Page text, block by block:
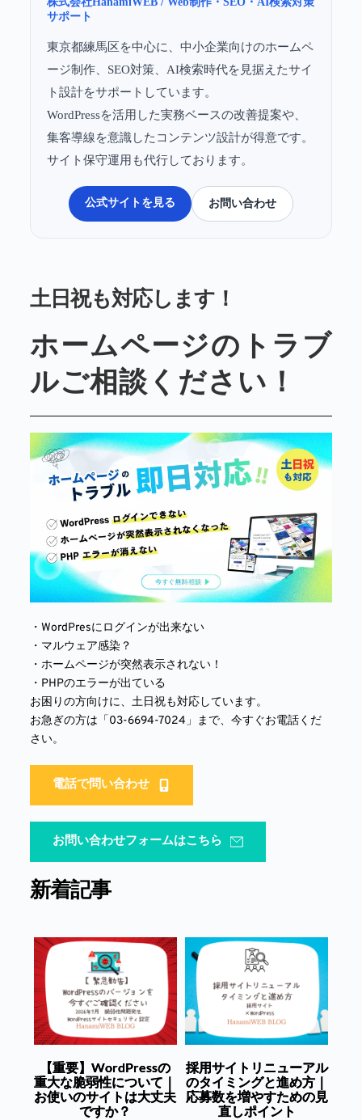
サポート
東京都練馬区を中心に、中小企業向けのホームペ
ージ制作、SEO対策、AI検索時代を見据えたサイ
ト設計をサポートしています。
WordPressを活用した実務ベースの改善提案や、
集客導線を意識したコンテンツ設計が得意です。
サイト保守運用も代行しております。
公式サイトを見る お問い合わせ
土日祝も対応します！
ホームページのトラブ
ルご相談ください！
・WordPresにログインが出来ない
・マルウェア感染？
・ホームページが突然表示されない！
・PHPのエラーが出ている
お困りの方向けに、土日祝も対応しています。
お急ぎの方は「03-6694-7024」まで、今すぐお電話くだ
さい。
電話で問い合わせ
お問い合わせフォームはこちら
新着記事
【重要】WordPressの
重大な脆弱性について｜
お使いのサイトは大丈夫
ですか？
採用サイトリニューアル
のタイミングと進め方｜
応募数を増やすための見
直しポイント